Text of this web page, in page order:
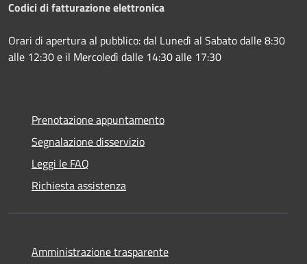
Codici di fatturazione elettronica
Orari di apertura al pubblico: dal Lunedì al Sabato dalle 8:30
alle 12:30 e il Mercoledì dalle 14:30 alle 17:30
Prenotazione appuntamento
Segnalazione disservizio
Leggi le FAQ
Richiesta assistenza
Amministrazione trasparente